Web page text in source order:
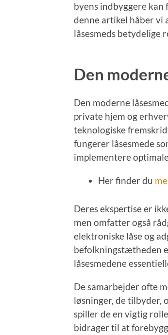
byens indbyggere kan
denne artikel håber vi
låsesmeds betydelige
Den
Den moderne
private hjem og
teknologiske
fungerer låsesmede
implementere
Her finder du
Deres ekspertise er
men omfatter også
elektroniske låse og
befolkningstætheden
låsesmedene
De samarbejder ofte
løsninger, de tilbyder,
spiller de en vigtig
bidrager til at